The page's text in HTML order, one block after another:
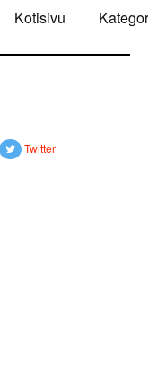
Kotisivu
Twitter